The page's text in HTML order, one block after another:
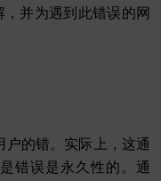
并为遇到此错误的网
的错。实际上，这通
错误是永久性的。通